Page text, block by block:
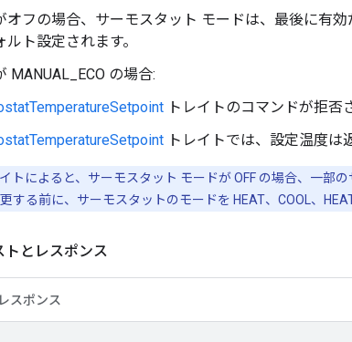
オフの場合、サーモスタット モードは、最後に有
ルト設定されます。
MANUAL_ECO の場合:
トレイトのコマンドが拒否
トレイトでは、設定温度は
イトによると、サーモスタット モードが OFF の場合、一部
する前に、サーモスタットのモードを HEAT、COOL、
トとレスポンス
レスポンス